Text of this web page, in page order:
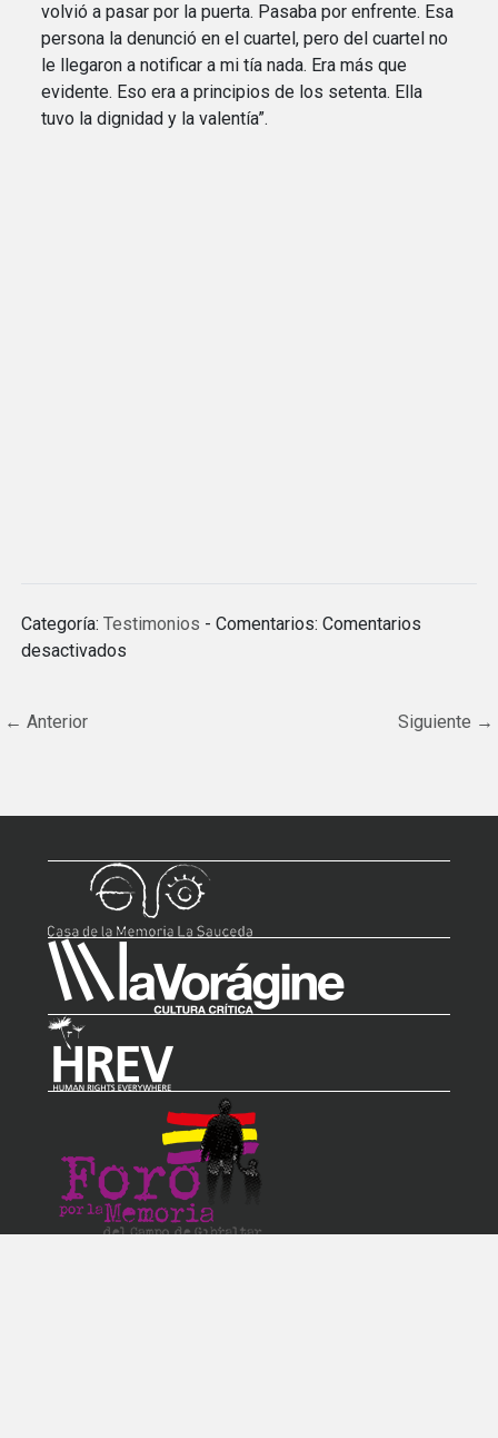
volvió a pasar por la puerta. Pasaba por enfrente. Esa
persona la denunció en el cuartel, pero del cuartel no
le llegaron a notificar a mi tía nada. Era más que
evidente. Eso era a principios de los setenta. Ella
tuvo la dignidad y la valentía”.
Categoría: Testimonios - Comentarios: Comentarios
desactivadosen
← Anterior Siguiente →